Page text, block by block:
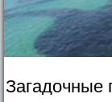
Загадочные